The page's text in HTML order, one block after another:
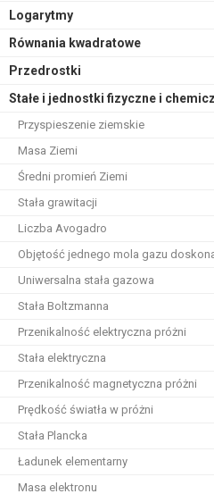
Logarytmy
Równania kwadratowe
Przedrostki
Stałe i jednostki fizyczne i
Przyspieszenie ziemskie
Masa Ziemi
Średni promień Ziemi
Stała grawitacji
Liczba Avogadro
Objętość jednego mola gazu
Uniwersalna stała gazowa
Stała Boltzmanna
Przenikalność elektryczna próżni
Stała elektryczna
Przenikalność magnetyczna próżni
Prędkość światła w próżni
Stała Plancka
Ładunek elementarny
Masa elektronu